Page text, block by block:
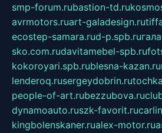
smp-forum.rubastion-td.ru
avrmotors.ruart-galadesign.ru
ecostep-samara.rud-p.spb.ru
sko.com.rudavitamebel-spb.ru
kokoroyari.spb.rublesna-kazan.ru
lenderoq.rusergeydobrin.ru
people-of-art.rubezzubova.ru
dynamoauto.ruszk-favorit.ru
kingbolenskaner.rualex-motor.ru